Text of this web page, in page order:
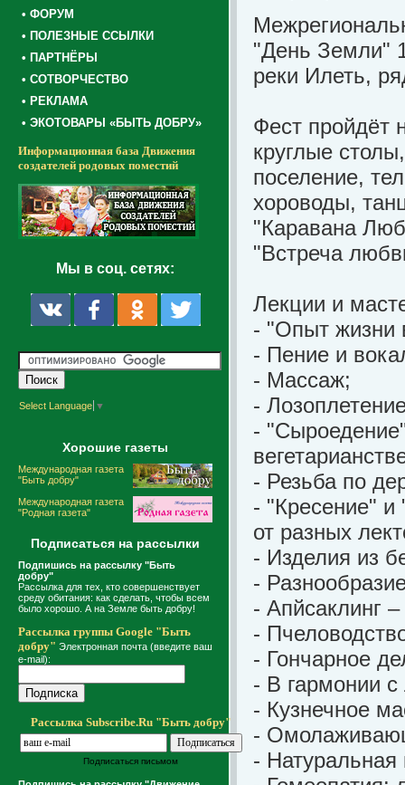
• ФОРУМ
• ПОЛЕЗНЫЕ ССЫЛКИ
• ПАРТНЁРЫ
• СОТВОРЧЕСТВО
• РЕКЛАМА
• ЭКОТОВАРЫ «БЫТЬ ДОБРУ»
Информационная база Движения
создателей родовых поместий
Мы в соц. сетях:
Select Language ▼
Хорошие газеты
Международная газета
"Быть добру"
Международная газета
"Родная газета"
Подписаться на рассылки
Подпишись на рассылку "Быть
добру"
Рассылка для тех, кто совершенствует
среду обитания: как сделать, чтобы всем
было хорошо. А на Земле быть добру!
Рассылка группы Google "Быть
добру" Электронная почта (введите ваш
e-mail):
Рассылка Subscribe.Ru "Быть добру"
Подписаться письмом
"День Земли"
реки Илеть,
Фест пройдёт
круглые
поселение,
хороводы,
"Каравана
"Встреча
Лекции и
- "Опыт жизни
- Пение и
- Массаж;
-
-
- Резьба по
- "Кресение" и
от разных
- Изделия из
-
- Апйсаклинг
-
- Гончарное
- В гармонии
- Кузнечное
-
-